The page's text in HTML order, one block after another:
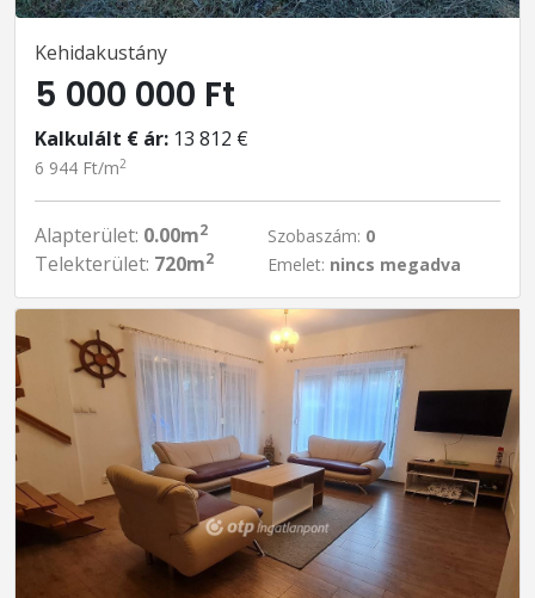
Kehidakustány
5 000 000 Ft
Kalkulált € ár: 13 812 €
6 944 Ft/m2
Alapterület: 0.00m2
Telekterület: 720m2
Szobaszám: 0
Emelet: nincs megadva